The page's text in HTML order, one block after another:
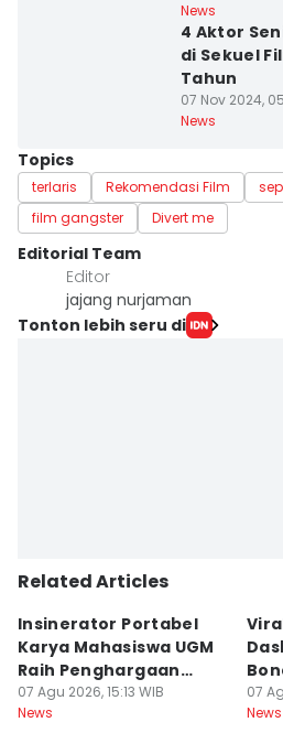
News
4 Aktor
di Sekuel
Tahun
07 Nov 2024,
News
Topics
terlaris Rekomendasi Film
film gangster
Divert me
Editorial Team
Editor
jajang nurjaman
Tonton lebih seru di
Related Articles
Insinerator Portabel
Karya Mahasiswa UGM
Raih Penghargaan
Internasional
07 Agu 2026, 15:13 WIB
News
07
News